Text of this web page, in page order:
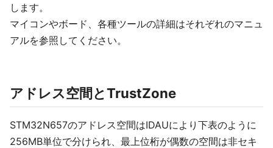
します。
マイコンやボード、各種ツールの詳細はそれぞれのマニュ
アルを参照してください。
アドレス空間とTrustZone
STM32N657のアドレス空間はIDAUにより下表のように
256MB単位で分けられ、最上位桁が偶数の空間は非セキ